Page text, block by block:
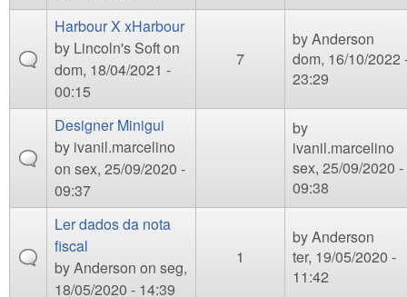
Harbour X xHarbour
by Lincoln's Softon
dom, 18/04/2021 -
00:15
7
byAnderson
dom, 16/10/2022
23:29
Designer Minigui
by ivanil.marcelino
on sex, 25/09/2020 -
09:37
by
ivanil.marcelino
sex, 25/09/2020 -
09:38
Ler dados da nota
fiscal
byAnderson on seg,
18/05/2020 - 14:39
1
byAnderson
ter, 19/05/2020 -
11:42